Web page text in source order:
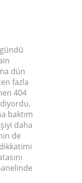
dün
fazla
404
baktım
daha
de